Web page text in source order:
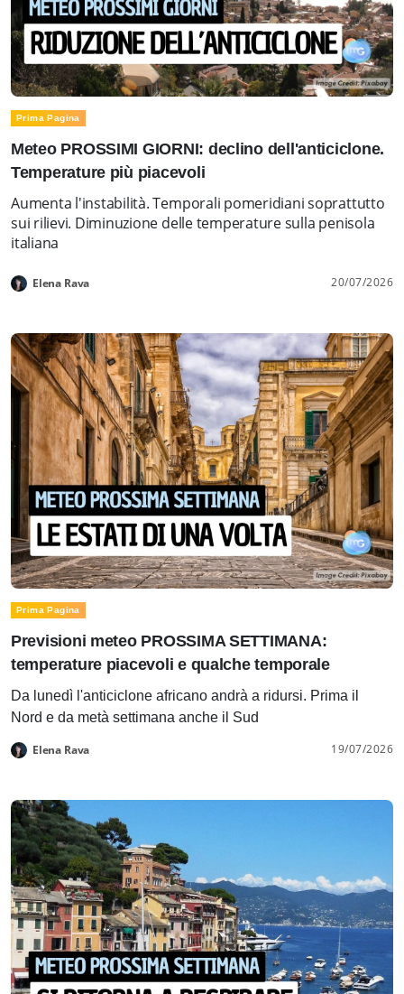
Prima Pagina
Meteo PROSSIMI GIORNI: declino dell'anticiclone.
Temperature più piacevoli
Aumenta l'instabilità. Temporali pomeridiani soprattutto
sui rilievi. Diminuzione delle temperature sulla penisola
italiana
Elena Rava 20/07/2026
Prima Pagina
Previsioni meteo PROSSIMA SETTIMANA:
temperature piacevoli e qualche temporale
Da lunedì l'anticiclone africano andrà a ridursi. Prima il
Nord e da metà settimana anche il Sud
Elena Rava 19/07/2026